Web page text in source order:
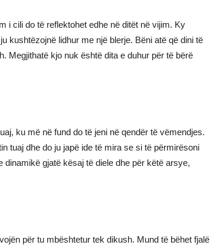
i cili do të reflektohet edhe në ditët në vijim. Ky
kushtëzojnë lidhur me një blerje. Bëni atë që dini të
Megjithatë kjo nuk është dita e duhur për të bërë
ku më në fund do të jeni në qendër të vëmendjes.
tuaj dhe do ju japë ide të mira se si të përmirësoni
gjatë kësaj të diele dhe për këtë arsye,
për tu mbështetur tek dikush. Mund të bëhet fjalë